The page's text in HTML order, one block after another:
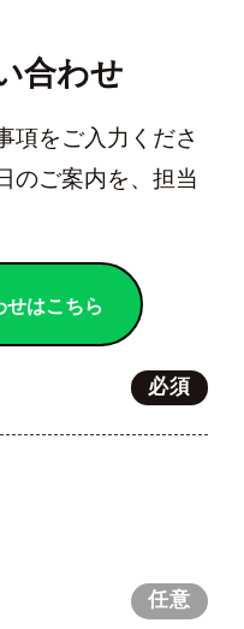
合わせ
項をご入力くださ
のご案内を、担当
せはこちら
必須
任意